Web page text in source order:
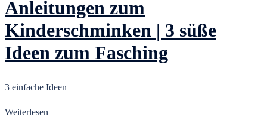
Anleitungen zum
Kinderschminken | 3 süße
Ideen zum Fasching
3 einfache Ideen
Weiterlesen